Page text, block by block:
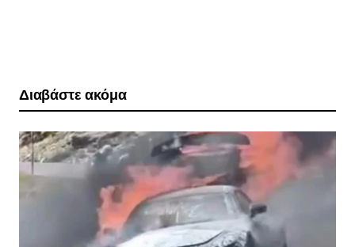
Διαβάστε ακόμα